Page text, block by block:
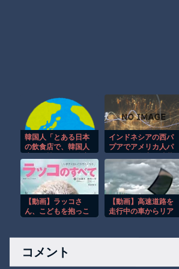
韓国人「とある日本
の飲食店で、韓国人
と口論になった理由
がこちら・・・」
インドネシアの西パ
プアでアメリカ人パ
組織が主張。
【動画】ラッコさ
ん、こどもを抱っこ
【動画】高速道路を
走行中の車からリア
コメント